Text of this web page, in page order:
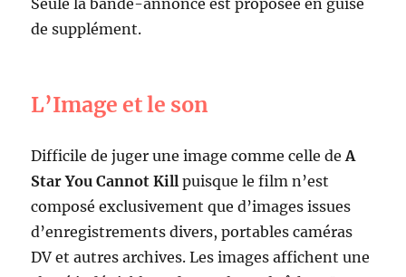
de supplément.
L’Image et le son
Difficile de juger une image comme celle deA
Star You Cannot Kill puisque le film n’est
composé exclusivement que d’images issues
d’enregistrements divers, portables caméras
DV et autres archives. Les images affichent une